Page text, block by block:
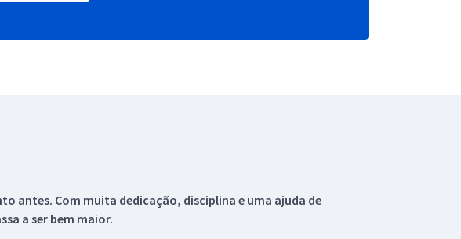
antes. Com muita dedicação, disciplina e uma ajuda de
a ser bem maior.